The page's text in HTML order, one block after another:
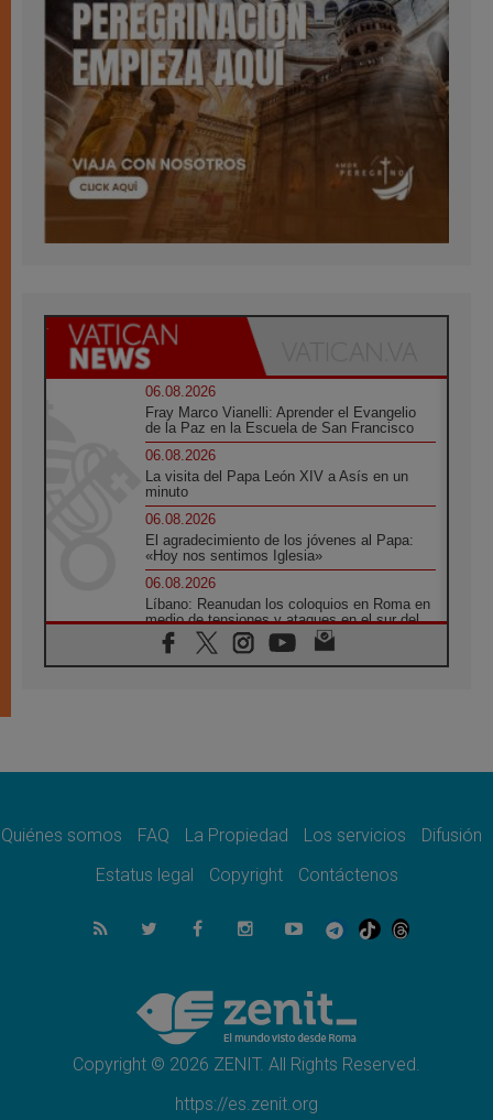
06.08.2026
Fray Marco Vianelli: Aprender el Evangelio
de la Paz en la Escuela de San Francisco
06.08.2026
La visita del Papa León XIV a Asís en un
minuto
06.08.2026
El agradecimiento de los jóvenes al Papa:
«Hoy nos sentimos Iglesia»
06.08.2026
Líbano: Reanudan los coloquios en Roma en
medio de tensiones y ataques en el sur del
país
06.08.2026
noticia para todo el Uruguay
León XIV: La revolución del Evangelio
06.08.2026
La Iglesia en Ceuta: caridad y esperanza
La visita del Papa a Perú será un tiempo de
gracia reconciliación y esperanza
Quiénes somos FAQ La Propiedad Los servicios
Difusión
Estatus legal
Copyright Contáctenos
Copyright © 2026 ZENIT. All Rights Reserved.
https://es.zenit.org